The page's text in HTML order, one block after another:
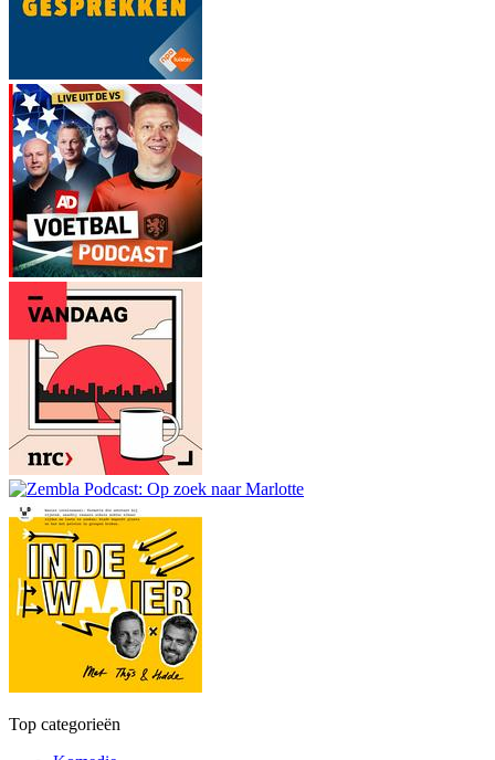
Top categorieën